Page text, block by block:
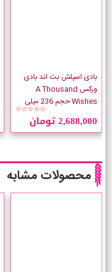
بادی اسپلش بث اند بادی
ورکس A Thousand
Wishes حجم 236 میلی
☆☆☆☆☆
2,688,000 تومان
محصولات مشابه